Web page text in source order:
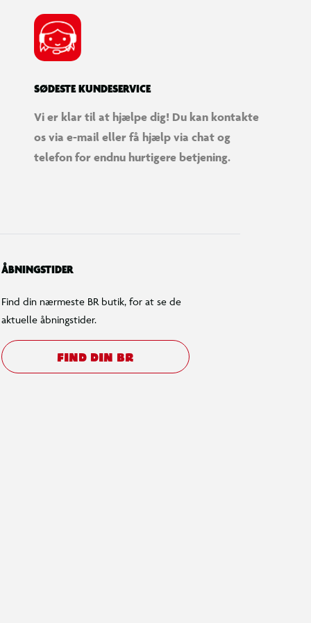
SØDESTE KUNDESERVICE
Vi er klar til at hjælpe dig! Du kan kontakte
os via e-mail eller få hjælp via chat og
telefon for endnu hurtigere betjening.
ÅBNINGSTIDER
Find din nærmeste BR butik, for at se de
aktuelle åbningstider.
FIND DIN BR